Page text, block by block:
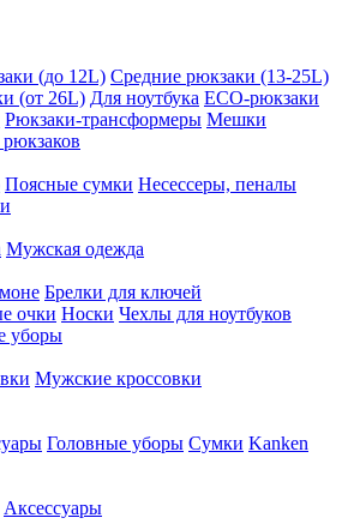
(до 12L) Средние рюкзаки (13-25L)
(от 26L) Для ноутбука ECO-рюкзаки
Рюкзаки-трансформеры Мешки
Поясные сумки Несессеры, пеналы
Мужская одежда
Брелки для ключей
очки Носки Чехлы для ноутбуков
уборы
Мужские кроссовки
Головные уборы Сумки Kanken
Аксессуары